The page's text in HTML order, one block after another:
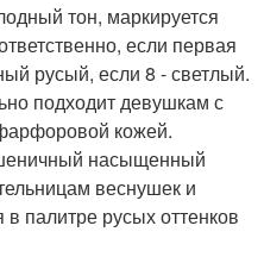
тон, маркируется
если первая
русый, если 8 - светлый.
подходит девушкам с
кожей.
насыщенный
веснушек и
палитре русых оттенков